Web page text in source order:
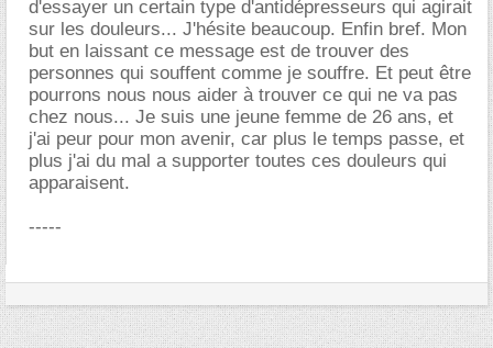
d'essayer un certain type d'antidépresseurs qui agirait
sur les douleurs... J'hésite beaucoup. Enfin bref. Mon
but en laissant ce message est de trouver des
personnes qui souffent comme je souffre. Et peut être
pourrons nous nous aider à trouver ce qui ne va pas
chez nous... Je suis une jeune femme de 26 ans, et
j'ai peur pour mon avenir, car plus le temps passe, et
plus j'ai du mal a supporter toutes ces douleurs qui
apparaisent.
-----